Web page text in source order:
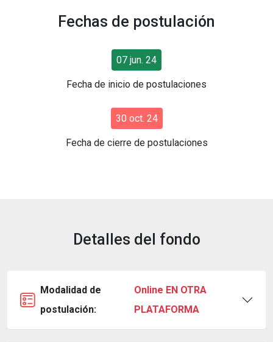
Fechas de postulación
07 jun. 24
Fecha de inicio de postulaciones
30 oct. 24
Fecha de cierre de postulaciones
Detalles del fondo
Modalidad de
postulación:
Online EN OTRA
PLATAFORMA